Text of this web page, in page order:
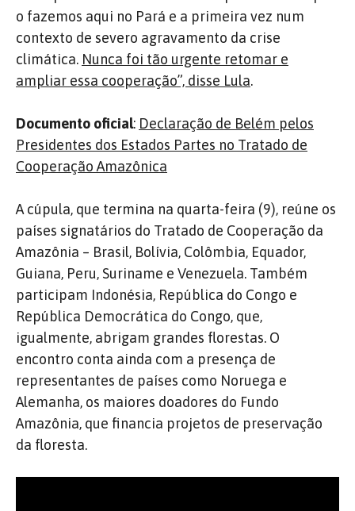
o fazemos aqui no Pará e a primeira vez num
contexto de severo agravamento da crise
climática. Nunca foi tão urgente retomar e
ampliar essa cooperação”, disse Lula.
Documento oficial: Declaração de Belém pelos
Presidentes dos Estados Partes no Tratado de
Cooperação Amazônica
A cúpula, que termina na quarta-feira (9), reúne os
países signatários do Tratado de Cooperação da
Amazônia – Brasil, Bolívia, Colômbia, Equador,
Guiana, Peru, Suriname e Venezuela. Também
participam Indonésia, República do Congo e
República Democrática do Congo, que,
igualmente, abrigam grandes florestas. O
encontro conta ainda com a presença de
representantes de países como Noruega e
Alemanha, os maiores doadores do Fundo
Amazônia, que financia projetos de preservação
da floresta.